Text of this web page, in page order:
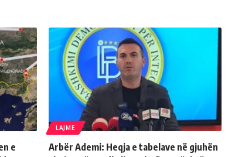
e
LAJME
Arbër Ademi: Heqja e tabelave në gjuhën